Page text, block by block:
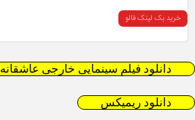
خرید بک لینک فالو
دانلود فیلم سینمایی خارجی عاشقانه
دانلود ریمیکس